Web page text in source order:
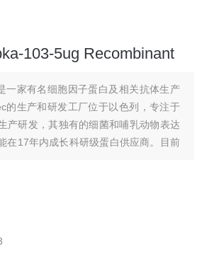
103-5ug Recombinant
一家有名细胞因子蛋白及相关抗体生产
的生产和研发工厂位于以色列，专注于
产研发，其独有的细菌和哺乳动物表达
在17年内成长科研级蛋白供应商。目前
蛋白和100多种抗体，ProSpec PRS-